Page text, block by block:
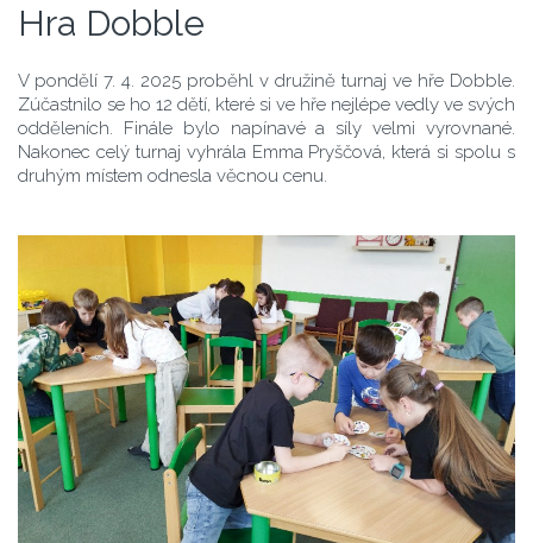
Hra Dobble
V pondělí 7. 4. 2025 proběhl v družině turnaj ve hře Dobble.
Zúčastnilo se ho 12 dětí, které si ve hře nejlépe vedly ve svých
odděleních. Finále bylo napínavé a síly velmi vyrovnané.
Nakonec celý turnaj vyhrála Emma Pryščová, která si spolu s
druhým místem odnesla věcnou cenu.